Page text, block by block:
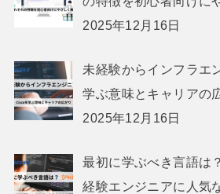
2025年12月16日
未経験からインフラエ
学ぶ意味とキャリアの
2025年12月16日
最初に学ぶべき言語は
経験エンジニアに人気